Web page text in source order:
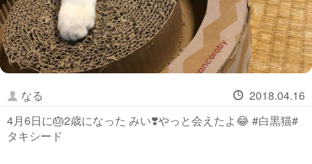
なる
2018.04.16
4月6日に🎂2歳になった みい❣️やっと会えたよ😂 #白黒猫#
タキシード